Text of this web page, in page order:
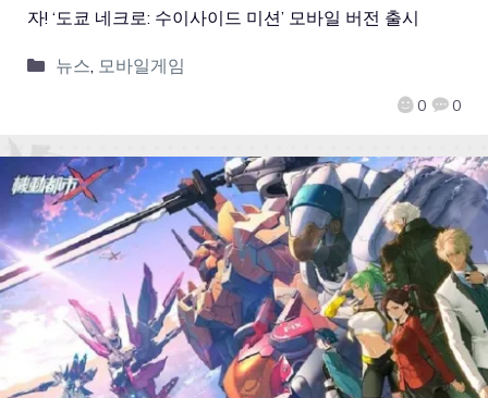
0 0
자! ‘도쿄 네크로: 수이사이드 미션’ 모바일 버전 출시
뉴스 모바일게임